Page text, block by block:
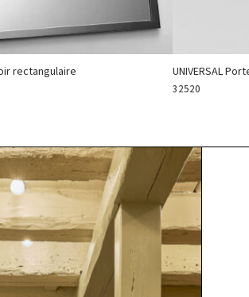
rectangulaire UNIVERSAL
32520